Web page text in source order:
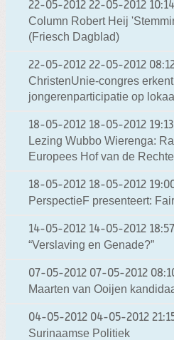
22-05-2012 22-05-2012 10:14
Column Robert Heij
(Friesch Dagblad)
22-05-2012 22-05-2012
ChristenUnie-congres
jongerenparticipatie op
18-05-2012 18-05-2012 19:13
Lezing Wubbo Wierenga:
Europees Hof van de
18-05-2012 18-05-2012
PerspectieF presenteert:
14-05-2012 14-05-2012 18:57
“Verslaving en Genade?”
07-05-2012 07-05-2012
Maarten van Ooijen
04-05-2012 04-05-2012
Surinaamse Politiek